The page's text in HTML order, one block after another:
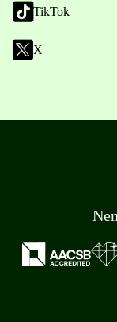
TikTok
X